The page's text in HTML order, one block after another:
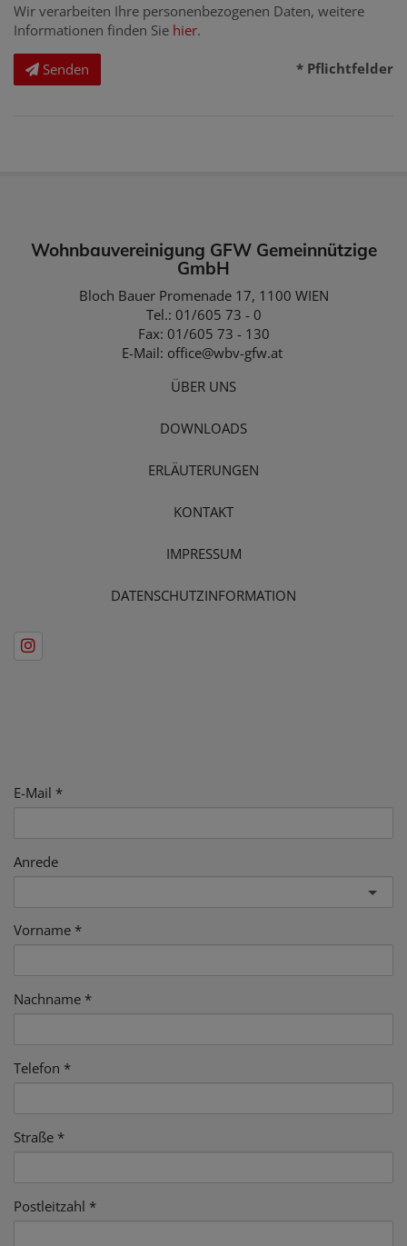
Wir verarbeiten Ihre personenbezogenen Daten, weitere
Informationen finden Sie hier.
Senden * Pflichtfelder
Wohnbauvereinigung GFW Gemeinnützige
GmbH
Bloch Bauer Promenade 17, 1100 WIEN
Tel.: 01/605 73 - 0
Fax: 01/605 73 - 130
E-Mail: office@wbv-gfw.at
ÜBER UNS
DOWNLOADS
ERLÄUTERUNGEN
KONTAKT
IMPRESSUM
DATENSCHUTZINFORMATION
E-Mail
Anrede
Vorname
Nachname
Telefon
Straße
Postleitzahl